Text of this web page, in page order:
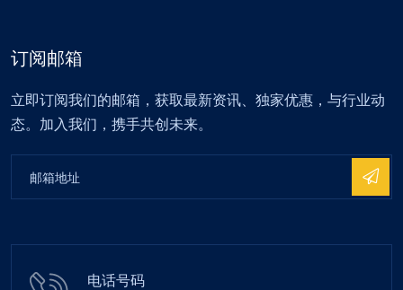
订阅邮箱
立即订阅我们的邮箱，获取最新资讯、独家优惠，与行业动
态。加入我们，携手共创未来。
电话号码